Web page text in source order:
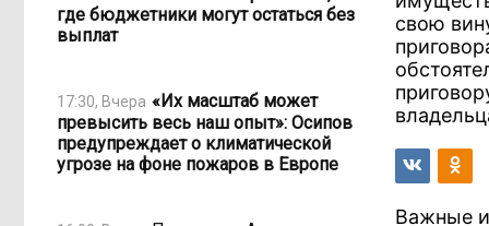
где бюджетники могут остаться без
выплат
17:30, Вчера «Их масштаб может
превысить весь наш опыт»: Осипов
предупреждает о климатической
угрозе на фоне пожаров в Европе
свою
Важные